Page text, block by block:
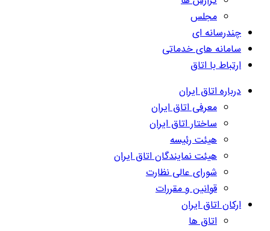
مجلس
چندرسانه ای
سامانه های خدماتی
ارتباط با اتاق
درباره اتاق ایران
معرفی اتاق ایران
ساختار اتاق ایران
هیئت رئیسه
هیئت نمایندگان اتاق ایران
شورای عالی نظارت
قوانین و مقررات
ارکان اتاق ایران
اتاق ها